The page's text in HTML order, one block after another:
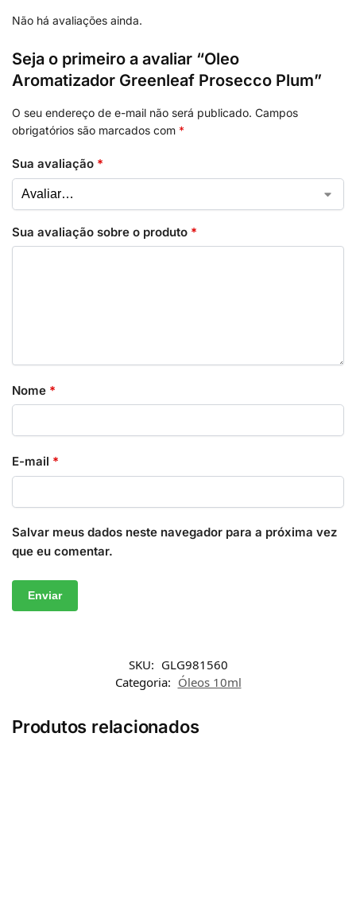
Não há avaliações ainda.
Seja o primeiro a avaliar “Oleo
Aromatizador Greenleaf Prosecco Plum”
O seu endereço de e-mail não será publicado. Campos
obrigatórios são marcados com *
Sua avaliação *
Sua avaliação sobre o produto *
Nome *
E-mail *
Salvar meus dados neste navegador para a próxima vez
que eu comentar.
SKU: GLG981560
Categoria: Óleos 10ml
Produtos relacionados